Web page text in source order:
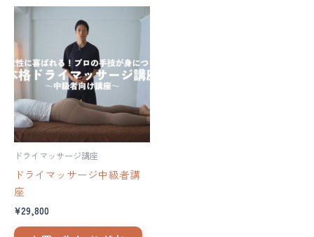
ドライマッサージ講座
ドライマッサージ中級者講
座
¥29,800